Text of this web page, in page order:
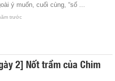
ý muốn, cuối cùng, “số ...
trước
2] Nốt trầm của Chim